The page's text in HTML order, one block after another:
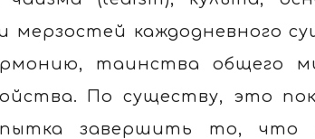
мерзостей каждодневного
таинства общего
По существу, это
завершить то, что